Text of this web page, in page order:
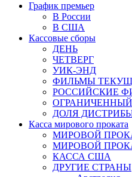
График премьер
В России
В США
Кассовые сборы
ДЕНЬ
ЧЕТВЕРГ
УИК-ЭНД
ФИЛЬМЫ
РОССИЙСКИЕ
ДОЛЯ
Касса мирового проката
МИРОВОЙ
МИРОВОЙ
КАССА США
ДРУГИЕ СТРАНЫ